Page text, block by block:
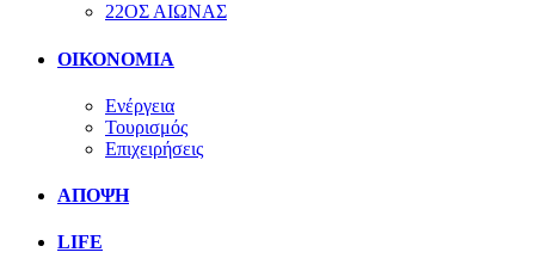
22ΟΣ ΑΙΩΝΑΣ
ΟΙΚΟΝΟΜΙΑ
Ενέργεια
Τουρισμός
Επιχειρήσεις
ΑΠΟΨΗ
LIFE